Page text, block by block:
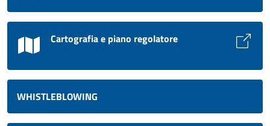
Cartografia e piano regolatore
WHISTLEBLOWING